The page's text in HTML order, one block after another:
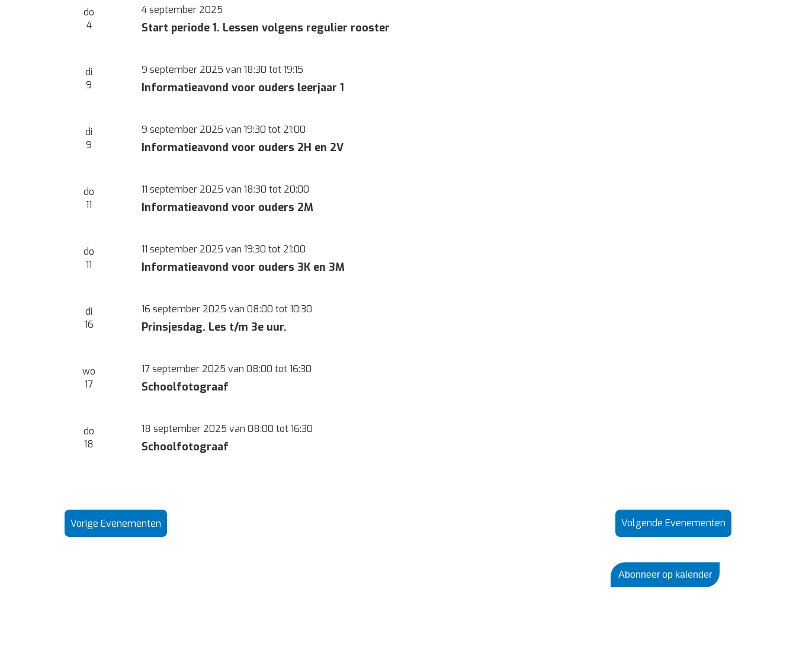
do
4
4 september 2025
Start periode 1. Lessen volgens regulier rooster
di
9
9 september 2025 van 18:30 tot19:15
Informatieavond voor ouders leerjaar 1
di
9
9 september 2025 van 19:30 tot 21:00
Informatieavond voor ouders 2H en 2V
do
11
11 september 2025 van 18:30 tot 20:00
Informatieavond voor ouders 2M
do
11
11 september 2025 van 19:30 tot 21:00
Informatieavond voor ouders 3K en 3M
di
16
16 september 2025 van 08:00 tot10:30
Prinsjesdag. Les t/m 3e uur.
wo
17
17 september 2025 van 08:00 tot16:30
Schoolfotograaf
do
18
18 september 2025 van 08:00 tot16:30
Schoolfotograaf
Vorige Evenementen Volgende Evenementen
Abonneer op kalender